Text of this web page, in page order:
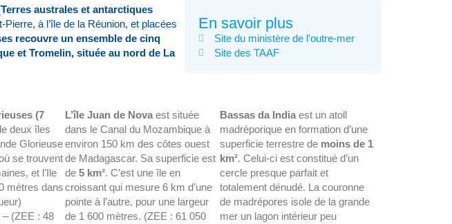
australes et antarctiques
à l’île de la Réunion, et placées
recouvre un ensemble de cinq
et Tromelin, située au nord de La
En savoir plus
Site du ministère de l’outre-mer
Site des TAAF
(7
deux îles
Glorieuse
se trouvent
et l’Ile
mètres dans
(ZEE : 48
L’île Juan de Nova est située
dans le Canal du Mozambique à
environ 150 km des côtes ouest
de Madagascar. Sa superficie est
de 5 km². C’est une île en
croissant qui mesure 6 km d’une
pointe à l’autre, pour une largeur
de 1 600 mètres. (ZEE : 61 050
Bassas da India est un atoll
madréporique en formation d’une
superficie terrestre de moins de 1
km². Celui-ci est constitué d’un
cercle presque parfait et
totalement dénudé. La couronne
de madrépores isole de la grande
mer un lagon intérieur peu